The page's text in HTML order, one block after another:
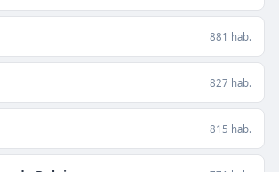
881 hab.
827 hab.
815 hab.